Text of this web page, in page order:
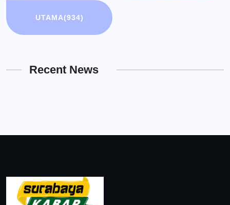
UTAMA(934)
Recent News